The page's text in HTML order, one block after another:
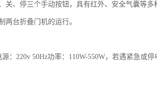
、停三个手动按钮，具有红外、安全气囊等多
台折叠门机的运行。
220v 50Hz功率：110W-550W，若遇紧急或